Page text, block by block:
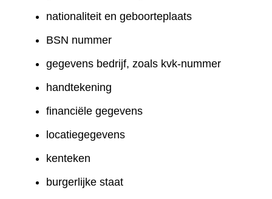
nationaliteit en geboorteplaats
BSN nummer
gegevens bedrijf, zoals kvk-nummer
handtekening
financiële gegevens
locatiegegevens
kenteken
burgerlijke staat